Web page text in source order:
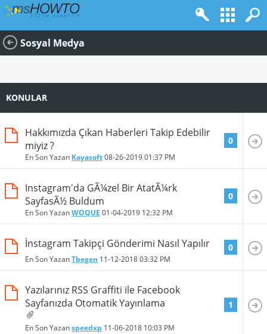
Sosyal Medya
KONULAR
Hakkımızda Çıkan Haberleri Takip Edebilir
miyiz ?
En Son Yazan Kayasoft08-26-201901:37 PM
0
Instagram'da GÃ¼zel Bir AtatÃ¼rk
SayfasÃ½ Buldum
En Son YazanWOQUE 01-04-2019 12:32 PM
0
İnstagram Takipçi Gönderimi Nasıl Yapılır
En Son YazanTbegen 11-12-201803:32 PM
0
Yazılarınız RSS Graffiti ile Facebook
Sayfanızda Otomatik Yayınlama
En Son Yazanspeedxp 11-06-2018 10:03 PM
1